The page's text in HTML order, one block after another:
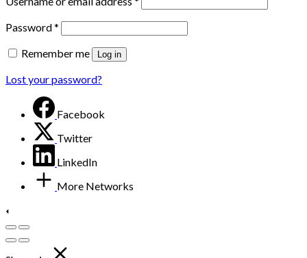
Password*
Remember me
Log in
Lost your password?
Facebook
Twitter
LinkedIn
More Networks